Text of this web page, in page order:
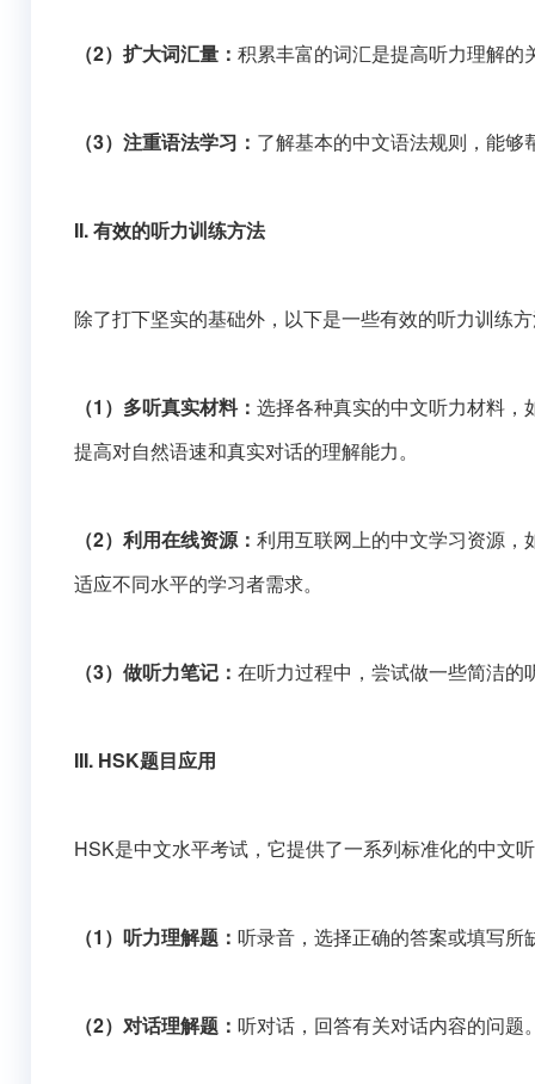
（2）扩大词汇量： 积累丰富的词汇是提高听力理解
（3）注重语法学习： 了解基本的中文语法规则，能
II. 有效的听力训练方法
除了打下坚实的基础外，以下是一些有效的听力训练
（1）多听真实材料： 选择各种真实的中文听力材料
提高对自然语速和真实对话的理解能力。
（2）利用在线资源： 利用互联网上的中文学习资源
适应不同水平的学习者需求。
（3）做听力笔记： 在听力过程中，尝试做一些简洁
III. HSK题目应用
HSK是中文水平考试，它提供了一系列标准化的中文
（1）听力理解题： 听录音，选择正确的答案或填写所
（2）对话理解题： 听对话，回答有关对话内容的问题